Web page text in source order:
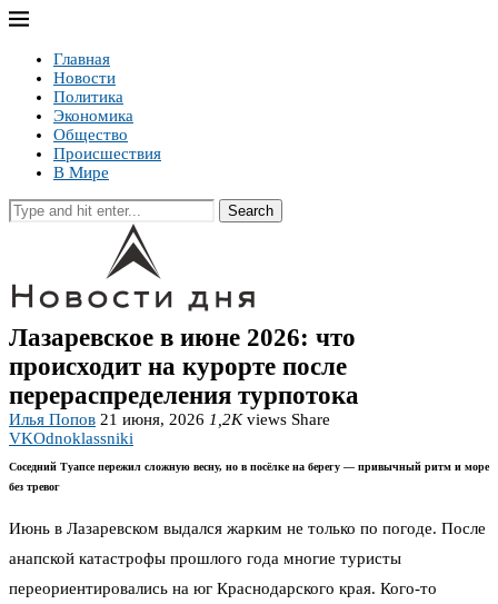
Главная
Новости
Политика
Экономика
Общество
Происшествия
В Мире
Search
Лазаревское в июне 2026: что
происходит на курорте после
перераспределения турпотока
Илья Попов 21 июня, 2026 1,2Kviews Share
VKOdnoklassniki
Соседний Туапсе пережил сложную весну, но в посёлке на берегу — привычный ритм и море
без тревог
Июнь в Лазаревском выдался жарким не только по погоде. После
анапской катастрофы прошлого года многие туристы
переориентировались на юг Краснодарского края. Кого-то